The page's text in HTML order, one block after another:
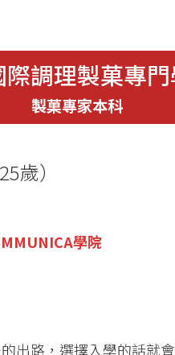
調理製菓專
製菓專家本科
歲）
學院
出路，選擇入學的話就